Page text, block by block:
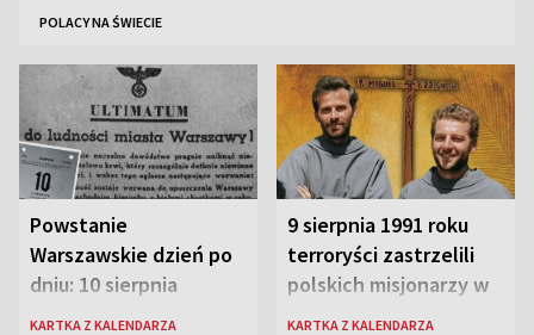
POLACY NA ŚWIECIE
Powstanie
Warszawskie dzień po
dniu: 10 sierpnia
KARTKA Z KALENDARZA
9 sierpnia 1991 roku
terroryści zastrzelili
polskich misjonarzy w
Peru
KARTKA Z KALENDARZA